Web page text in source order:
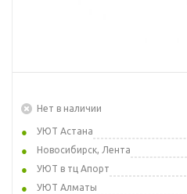
Нет в наличии
УЮТ Астана
Новосибирск, Лента
УЮТ в тц Апорт
УЮТ Алматы